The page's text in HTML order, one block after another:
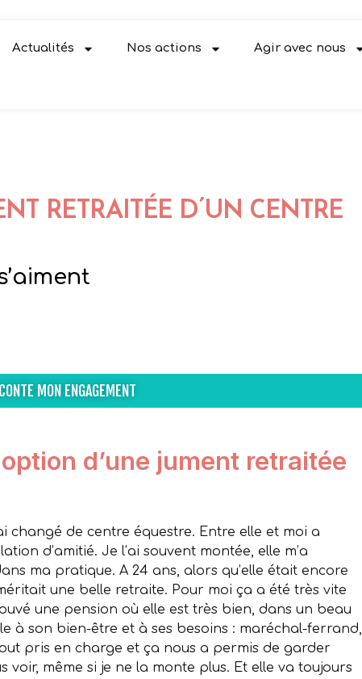
Actualités Nos actions Agir avec nous
RETRAITÉE D’UN CENTRE
MON ENGAGEMENT
d’une jument retraitée
changé de centre équestre. Entre elle et moi a
d’amitié. Je l’ai souvent montée, elle m’a
ma pratique. A 24 ans, alors qu’elle était encore
une belle retraite. Pour moi ça a été très vite
une pension où elle est très bien, dans un beau
à son bien-être et à ses besoins : maréchal-ferrand,
pris en charge et ça nous a permis de garder
même si je ne la monte plus. Et elle va toujours